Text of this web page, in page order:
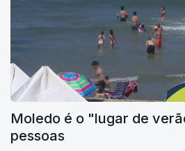
Moledo é o "lugar de
pessoas